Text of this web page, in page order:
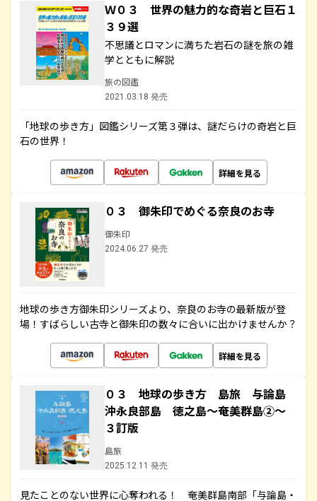
Ｗ０３ 世界の魅力的な奇岩と巨石１
３９選
不思議とロマンに満ちた岩石の謎を旅の雑
学とともに解説
旅の図鑑
2021.03.18 発売
「地球の歩き方」図鑑シリーズ第３弾は、謎だらけの奇岩と巨
石の世界！
詳細を見る
０３ 御朱印でめぐる奈良のお寺
御朱印
2024.06.27 発売
地球の歩き方御朱印シリーズより、奈良のお寺の最新版が登
場！すばらしい古寺と御朱印の数々に合いに出かけませんか？
詳細を見る
０３ 地球の歩き方 島旅 与論島
沖永良部島 徳之島～奄美群島②～
３訂版
島旅
2025.12.11 発売
見たことのない世界に心奪われる！ 奄美群島南部「与論島・